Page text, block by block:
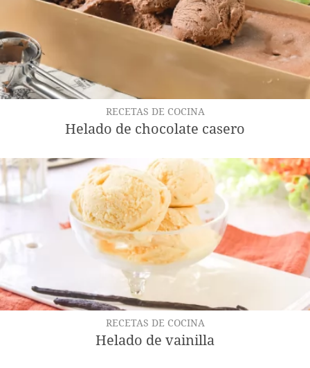
RECETAS DE COCINA
Helado de chocolate casero
RECETAS DE COCINA
Helado de vainilla